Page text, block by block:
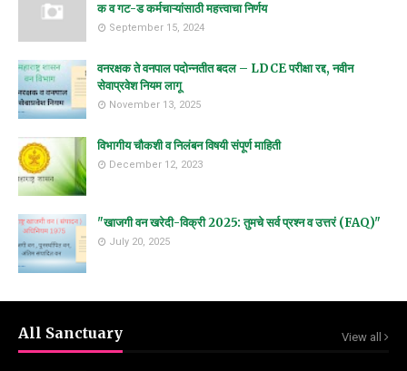
क व गट-ड कर्मचाऱ्यांसाठी महत्त्वाचा निर्णय
September 15, 2024
वनरक्षक ते वनपाल पदोन्नतीत बदल – LDCE परीक्षा रद्द, नवीन
सेवाप्रवेश नियम लागू
November 13, 2025
विभागीय चौकशी व निलंबन विषयी संपूर्ण माहिती
December 12, 2023
"खाजगी वन खरेदी-विक्री 2025: तुमचे सर्व प्रश्न व उत्तरं (FAQ)"
July 20, 2025
All Sanctuary View all